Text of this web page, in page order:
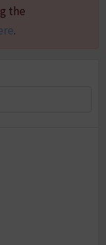
the
.